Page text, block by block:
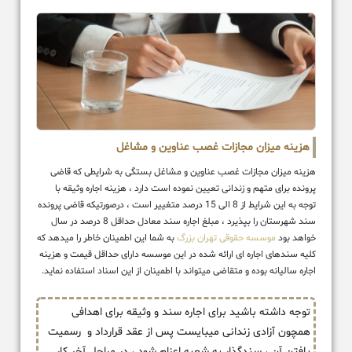
هزینه میزان مجازات غصب عناوین و مشاغل
هزینه میزان مجازات غصب عناوین و مشاغل بستگی به شرایطی که قاضی
پرونده برای متهم و زندانی تعیین نموده است دارد ، هزینه اجاره وثیقه با
توجه به این شرایط از 8 الی 15 درصد متغییر است ، درصورتیکه قاضی پرونده
سند شهرستان را بپذیرد ، مبلغ اجاره سند معادل حداقل 8 درصد در سال
خواهد بود موسسه حقوقی تهران بزرگبه شما این اطمینان خاطر را میدهد که
کلیه سندهای اجاره ای ارائه شده در این موسسه دارای حداقل قیمت و هزینه
اجاره سالیانه بوده و متقاضی میتواند با اطمینان از این اسناد استفاده نماید.
توجه داشته باشید برای اجاره سند و وثیقه برای اهدافی
همچون آزادی زندانی میبایست پس از عقد قرارداد و رسمیت